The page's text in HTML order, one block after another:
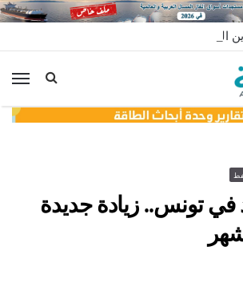
النفط العراقي في الخارج
في تونس.. زيادة جديدة